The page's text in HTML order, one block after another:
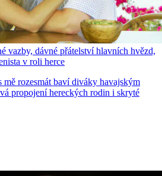
vazby, dávné přátelství hlavních hvězd,
v roli herce
rozesmát baví diváky havajským
propojení hereckých rodin i skryté